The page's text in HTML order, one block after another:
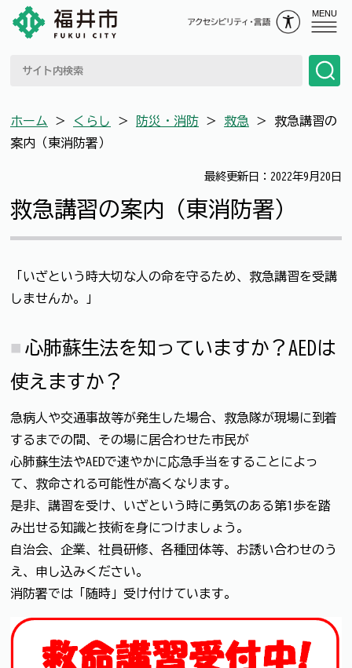
MENU
ホーム ＞ くらし ＞ 防災・消防 ＞ 救急 ＞ 救急講習の
案内（東消防署）
最終更新日：2022年9月20日
救急講習の案内（東消防署）
「いざという時大切な人の命を守るため、救急講習を受講
しませんか。」
心肺蘇生法を知っていますか？AEDは
使えますか？
急病人や交通事故等が発生した場合、救急隊が現場に到着
するまでの間、その場に居合わせた市民が
心肺蘇生法やAEDで速やかに応急手当をすることによっ
て、救命される可能性が高くなります。
是非、講習を受け、いざという時に勇気のある第1歩を踏
み出せる知識と技術を身につけましょう。
自治会、企業、社員研修、各種団体等、お誘い合わせのう
え、申し込みください。
消防署では「随時」受け付けています。